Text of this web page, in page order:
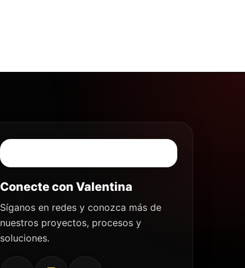
Conecte con Valentina
Síganos en redes y conozca más de
nuestros proyectos, procesos y
soluciones.